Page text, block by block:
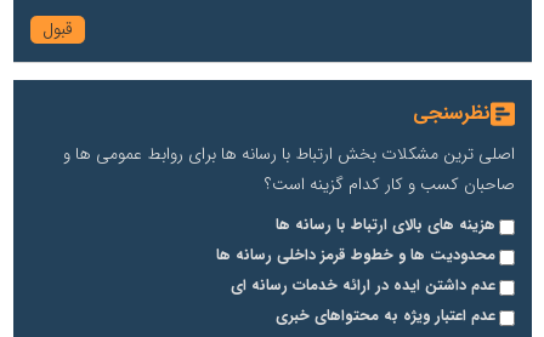
نظرسنجی
اصلی ترین مشکلات بخش ارتباط با رسانه ها برای روابط عمومی ها و
صاحبان کسب و کار کدام گزینه است؟
هزینه های بالای ارتباط با رسانه ها
محدودیت ها و خطوط قرمز داخلی رسانه ها
عدم داشتن ایده در ارائه خدمات رسانه ای
عدم اعتبار ویژه به محتواهای خبری